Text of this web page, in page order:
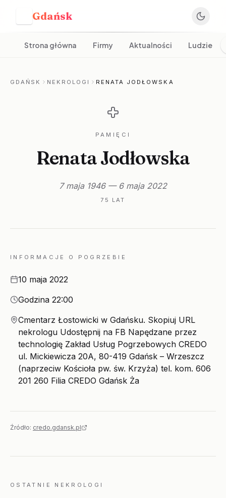
Gdańsk
Strona główna Firmy Aktualności Ludzie
GDAŃSK NEKROLOGI RENATA JODŁOWSKA
PAMIĘCI
Renata Jodłowska
7 maja 1946 — 6 maja 2022
75 LAT
INFORMACJE O POGRZEBIE
Data10 maja 2022
Godzina
Godzina 22:00
Miejsce
Cmentarz Łostowicki w Gdańsku. Skopiuj URL
nekrologu Udostępnij na FB Napędzane przez
technologię Zakład Usług Pogrzebowych CREDO
ul. Mickiewicza 20A, 80-419 Gdańsk – Wrzeszcz
(naprzeciw Kościoła pw. św. Krzyża) tel. kom. 606
201 260 Filia CREDO Gdańsk Ża
Źródło: credo.gdansk.pl
OSTATNIE NEKROLOGI